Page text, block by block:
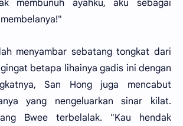
membunuh ayahku, aku sebagai
menyambar sebatang tongkat dari
betapa lihainya gadis ini dengan
San Hong juga mencabut
yang nengeluarkan sinar kilat.
Bwee terbelalak. "Kau hendak